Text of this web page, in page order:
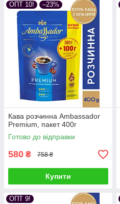
ОПТ 10! –23%
Кава розчинна Ambassador
Premium, пакет 400г
Готово до відправки
580 ₴ 758 ₴
Купити
ОПТ 9!